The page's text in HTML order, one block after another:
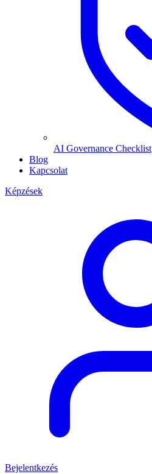
AI Governance Checklist
Blog
Kapcsolat
Képzések
Bejelentkezés